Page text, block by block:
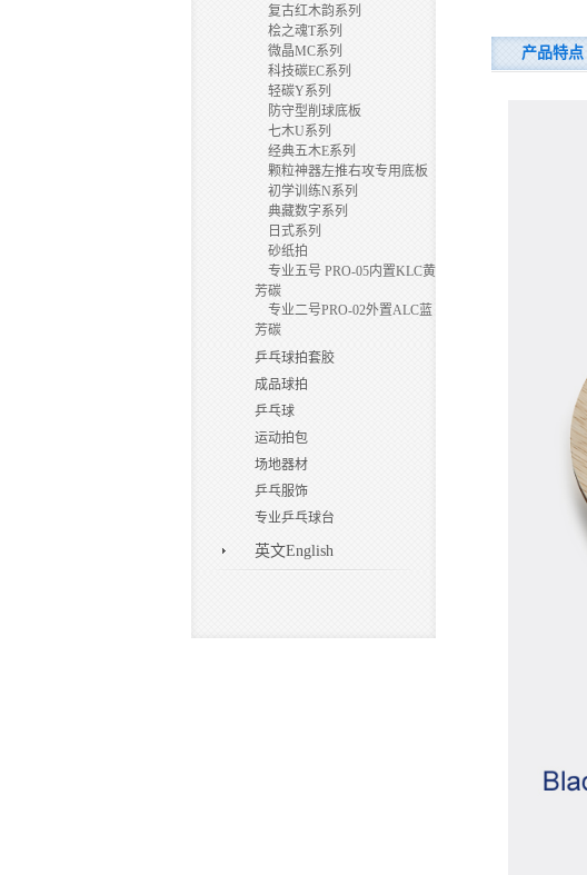
复古红木韵系列
桧之魂T系列
微晶MC系列
科技碳EC系列
轻碳Y系列
防守型削球底板
七木U系列
经典五木E系列
颗粒神器左推右攻专用底板
初学训练N系列
典藏数字系列
日式系列
砂纸拍
专业五号 PRO-05内置KLC黄
芳碳
专业二号PRO-02外置ALC蓝
芳碳
乒乓球拍套胶
成品球拍
乒乓球
运动拍包
场地器材
乒乓服饰
专业乒乓球台
英文English
产品特点